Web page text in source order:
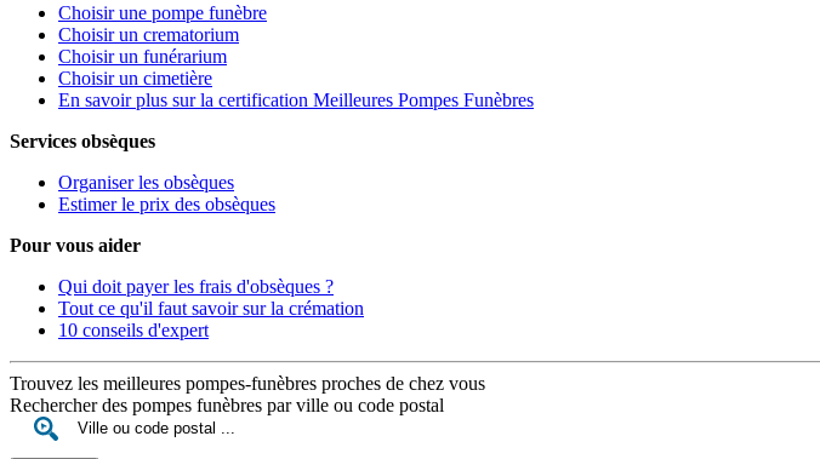
Choisir une pompe funèbre
Choisir un crematorium
Choisir un funérarium
Choisir un cimetière
En savoir plus sur la certification Meilleures Pompes Funèbres
Services obsèques
Organiser les obsèques
Estimer le prix des obsèques
Pour vous aider
Qui doit payer les frais d'obsèques ?
Tout ce qu'il faut savoir sur la crémation
10 conseils d'expert
Trouvez les meilleures pompes-funèbres proches de chez vous
Rechercher des pompes funèbres par ville ou code postal